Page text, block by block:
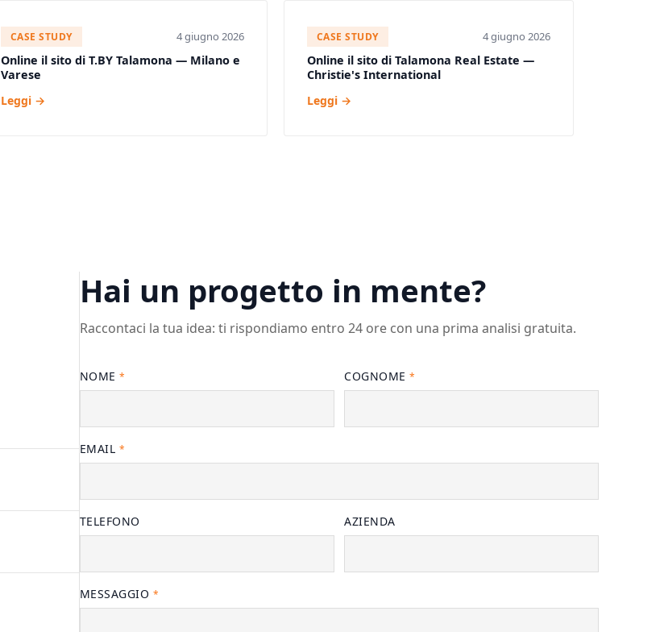
CASE STUDY 4 giugno 2026
Online il sito di T.BY Talamona — Milano e
Varese
Leggi →
CASE STUDY 4 giugno 2026
Online il sito di Talamona Real Estate —
Christie's International
Leggi →
Hai un progetto in mente?
Raccontaci la tua idea: ti rispondiamo entro 24 ore con una prima analisi gratuita.
NOME* COGNOME*
EMAIL *
TELEFONO AZIENDA
MESSAGGIO *